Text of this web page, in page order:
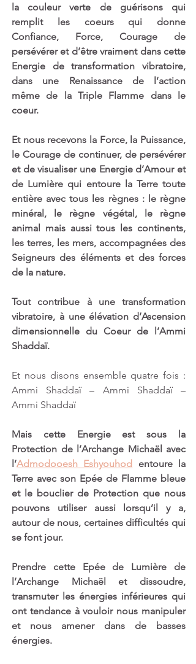
la couleur verte de guérisons qui
remplit les coeurs qui donne
Confiance, Force, Courage de
persévérer et d’être vraiment dans cette
Energie de transformation vibratoire,
dans une Renaissance de l’action
même de la Triple Flamme dans le
coeur.
Et nous recevons la Force, la Puissance,
le Courage de continuer, de persévérer
et de visualiser une Energie d’Amour et
de Lumière qui entoure la Terre toute
entière avec tous les règnes : le règne
minéral, le règne végétal, le règne
animal mais aussi tous les continents,
les terres, les mers, accompagnées des
Seigneurs des éléments et des forces
de la nature.
Tout contribue à une transformation
vibratoire, à une élévation d’Ascension
dimensionnelle du Coeur de l’Ammi
Shaddaï.
Et nous disons ensemble quatre fois :
Ammi Shaddaï – Ammi Shaddaï –
Ammi Shaddaï
Mais cette Energie est sous la
Protection de l’Archange Michaël avec
l’Admodooesh Eshyouhod entoure la
Terre avec son Epée de Flamme bleue
et le bouclier de Protection que nous
pouvons utiliser aussi lorsqu’il y a,
autour de nous, certaines difficultés qui
se font jour.
Prendre cette Epée de Lumière de
l’Archange Michaël et dissoudre,
transmuter les énergies inférieures qui
ont tendance à vouloir nous manipuler
et nous amener dans de basses
énergies.